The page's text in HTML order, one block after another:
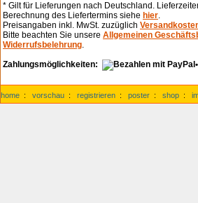
* Gilt für Lieferungen nach Deutschland.
Berechnung des Liefertermins siehe hier.
Preisangaben inkl. MwSt. zuzüglich
Bitte beachten Sie unsere Allgemeinen
Widerrufsbelehrung.
Zahlungsmöglichkeiten:
home : vorschau : registrieren : poster : shop :